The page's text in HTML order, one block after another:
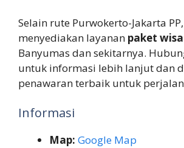
Selain rute Purwokerto-Jakarta
menyediakan layanan paket
Banyumas dan sekitarnya.
untuk informasi lebih lanjut dan
penawaran terbaik untuk
Informasi
Map: Google Map